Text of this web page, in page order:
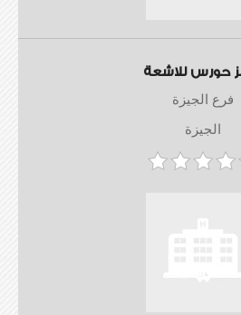
حورس للاشعة
فرع الجيزة
الجيزة